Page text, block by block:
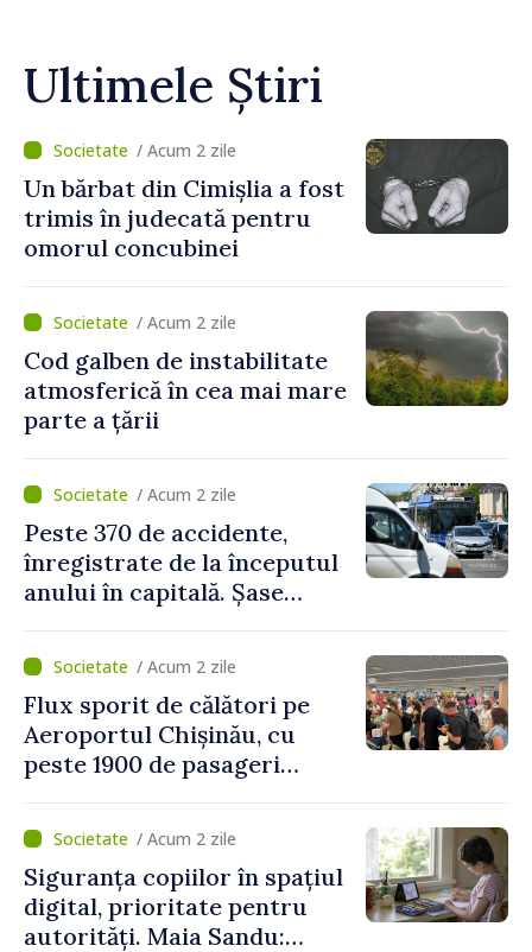
Ultimele Știri
/ Acum 2 zile
Un bărbat din Cimișlia a fost
trimis în judecată pentru
omorul concubinei
/ Acum 2 zile
Cod galben de instabilitate
atmosferică în cea mai mare
parte a țării
/ Acum 2 zile
Peste 370 de accidente,
înregistrate de la începutul
anului în capitală. Șase
/ Acum 2 zile
Flux sporit de călători pe
Aeroportul Chișinău, cu
peste 1900 de pasageri
de vârf a concediilor
/ Acum 2 zile
Siguranța copiilor în spațiul
digital, prioritate pentru
autorități. Maia Sandu: